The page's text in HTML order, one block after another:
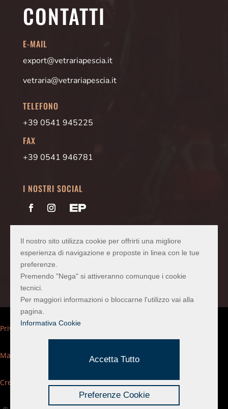
CONTATTI
E-MAIL
export@vetrariapescia.it
vetraria@vetrariapescia.it
TELEFONO
+39 0541 945225
FAX
+39 0541 946781
I NOSTRI SOCIAL
Codice SDI2LCMINU
Privacy Policy
Mappa del sito
Credits
Il nostro sito utilizza cookie per offrirti una migliore
esperienza di navigazione e proposte in linea con le tue
preferenze.
Premendo "Nega" si attiveranno comunque i cookie
tecnici.
Per maggiori informazioni o bloccarne l'utilizzo vai alla
pagina.
Informativa Cookie
Accetta Tutto
Preferenze Cookie